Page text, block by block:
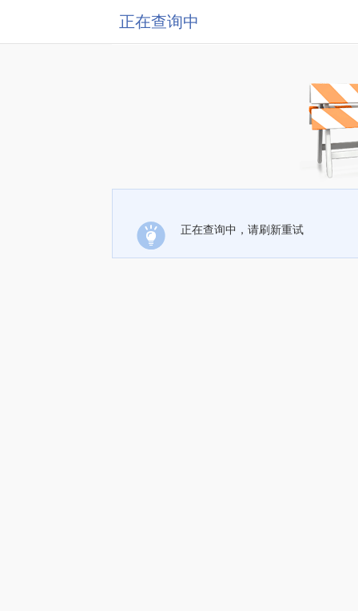
正在查询中
正在查询中，请刷新重试